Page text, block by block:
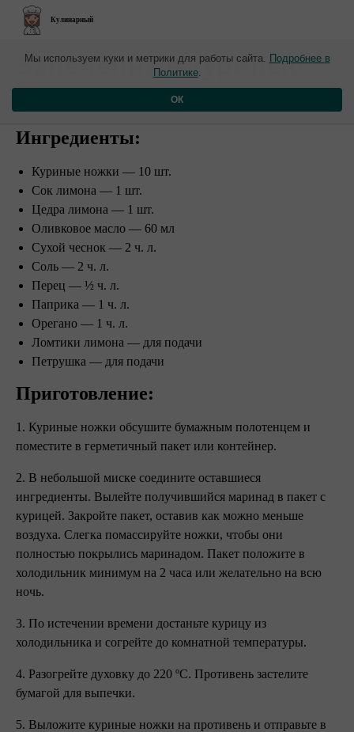
Кулинарный
​Запечённые куриные
ножки
Ингредиенты:
Куриные ножки — 10 шт.
Сок лимона — 1 шт.
Цедра лимона — 1 шт.
Оливковое масло — 60 мл
Сухой чеснок — 2 ч. л.
Соль — 2 ч. л.
Перец — ½ ч. л.
Паприка — 1 ч. л.
Орегано — 1 ч. л.
Ломтики лимона — для подачи
Петрушка — для подачи
Приготовление:
1. Куриные ножки обсушите бумажным полотенцем и
поместите в герметичный пакет или контейнер.
2. В небольшой миске соедините оставшиеся
ингредиенты. Вылейте получившийся маринад в пакет с
курицей. Закройте пакет, оставив как можно меньше
воздуха. Слегка помассируйте ножки, чтобы они
полностью покрылись маринадом. Пакет положите в
холодильник минимум на 2 часа или желательно на всю
ночь.
3. По истечении времени достаньте курицу из
холодильника и согрейте до комнатной температуры.
4. Разогрейте духовку до 220 ºC. Противень застелите
бумагой для выпечки.
5. Выложите куриные ножки на противень и отправьте в
Мы используем куки и метрики для работы сайта. Подробнее в
Политике.
ОК